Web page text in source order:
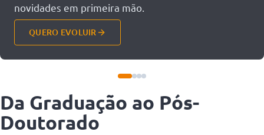
novidades em primeira mão.
QUERO EVOLUIR
Da Graduação ao Pós-
Doutorado